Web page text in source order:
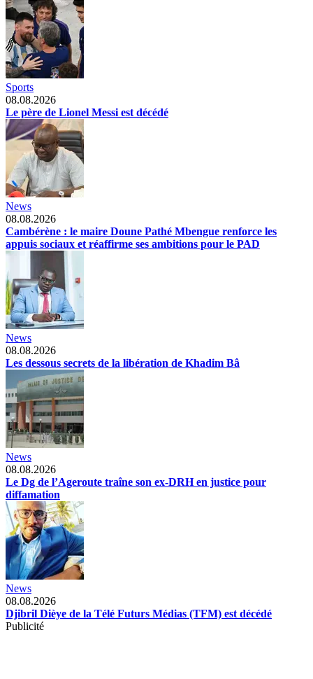
Sports
08.08.2026
Le père de Lionel Messi est décédé
News
08.08.2026
Cambérène : le maire Doune Pathé Mbengue renforce les
appuis sociaux et réaffirme ses ambitions pour le PAD
News
08.08.2026
Les dessous secrets de la libération de Khadim Bâ
News
08.08.2026
Le Dg de l’Ageroute traîne son ex-DRH en justice pour
diffamation
News
08.08.2026
Djibril Dièye de la Télé Futurs Médias (TFM) est décédé
Publicité